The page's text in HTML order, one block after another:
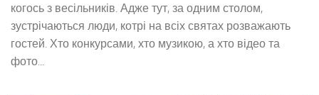
когось з весільників. Адже тут, за одним столом,
зустрічаються люди, котрі на всіх святах розважають
гостей. Хто конкурсами, хто музикою, а хто відео та
фото...